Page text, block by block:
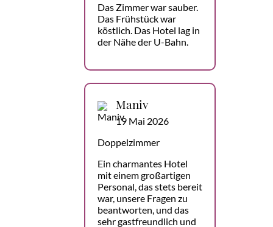
Das Zimmer war sauber.
Das Frühstück war
köstlich. Das Hotel lag in
der Nähe der U-Bahn.
Maniv
19 Mai 2026
Doppelzimmer
Ein charmantes Hotel
mit einem großartigen
Personal, das stets bereit
war, unsere Fragen zu
beantworten, und das
sehr gastfreundlich und